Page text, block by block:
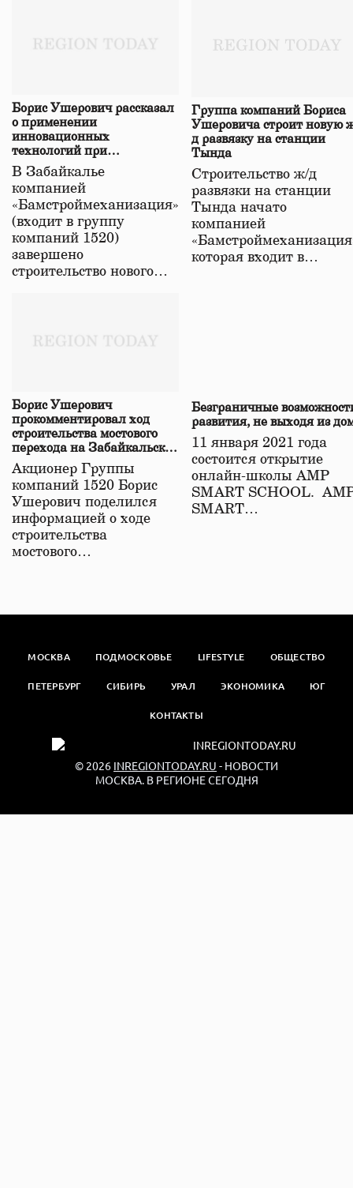
Борис Ушерович рассказал
о применении
инновационных
технологий при
строительстве нового моста
в Забайкалье
В Забайкалье
компанией
«Бамстроймеханизация»
(входит в группу
компаний 1520)
завершено
строительство нового…
Группа компаний Бориса
Ушеровича строит новую
д развязку на станции
Тында
Строительство ж/д
развязки на станции
Тында начато
компанией
которая входит в…
Борис Ушерович
прокомментировал ход
строительства мостового
перехода на Забайкальской
железной дороге
Акционер Группы
компаний 1520 Борис
Ушерович поделился
информацией о ходе
строительства
мостового…
Безграничные
развития, не выходя из
11 января 2021 года
состоится открытие
онлайн-школы АМР
SMART SCHOOL.
SMART…
МОСКВА ПОДМОСКОВЬЕ LIFESTYLE ОБЩЕСТВО
ПЕТЕРБУРГ СИБИРЬ УРАЛ ЭКОНОМИКА ЮГ
КОНТАКТЫ
© 2026 INREGIONTODAY.RU - НОВОСТИ
МОСКВА. В РЕГИОНЕ СЕГОДНЯ